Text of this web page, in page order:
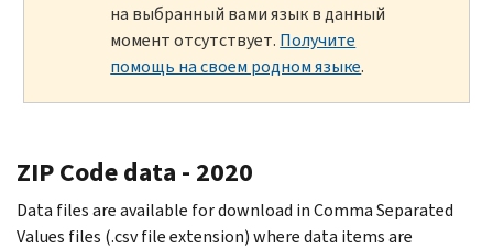
на выбранный вами язык в данный
момент отсутствует. Получите
помощь на своем родном языке.
ZIP Code data - 2020
Data files are available for download in Comma Separated
Values files (.csv file extension) where data items are